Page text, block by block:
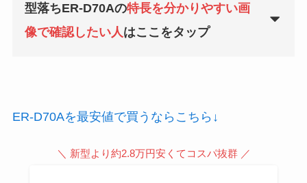
型落ちER-D70Aの特長を分かりやすい画
像で確認したい人 はここをタップ
ER-D70Aを最安値で買うならこちら↓
＼ 新型より約2.8万円安くてコスパ抜群 ／